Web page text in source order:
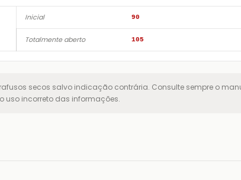
Inicial 90
Totalmente aberto 105
secos salvo indicação contrária. Consulte sempre o
uso incorreto das informações.